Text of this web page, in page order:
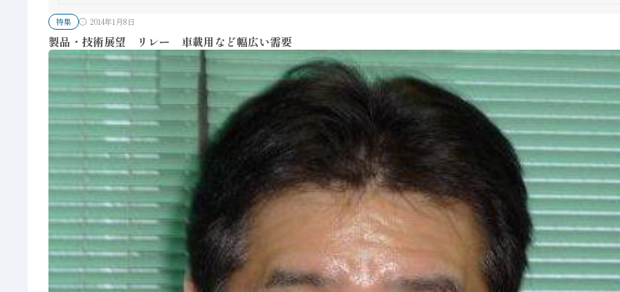
特集 2014年1月8日
製品・技術展望 リレー 車載用など幅広い需要